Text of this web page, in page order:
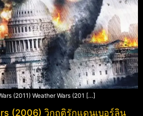
(2011) Weather Wars (201 […]
(2006) วิกฤติรักแดนเบอร์ลิน